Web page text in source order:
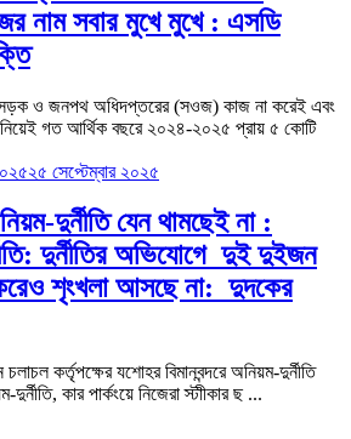
নাম সবার মুখে মুখে : এসডি
সড়ক ও জনপথ অধিদপ্তরের (সওজ) কাজ না করেই এবং
নিয়েই গত আর্থিক বছরে ২০২৪-২০২৫ প্রায় ৫ কোটি
২৫ সেপ্টেম্বার ২০২৫
দুর্নীতি যেন থামছেই না :
দুর্নীতির অভিযোগে দুই ‍দুইজন
শৃংখলা আসছে না: দুদকের
চলাচল কর্তৃপক্ষের যশোহর বিমানবন্দরে অনিয়ম-দুর্নীতি
কার পার্কংয়ে নিজেরা স্টাীকার ছ ...